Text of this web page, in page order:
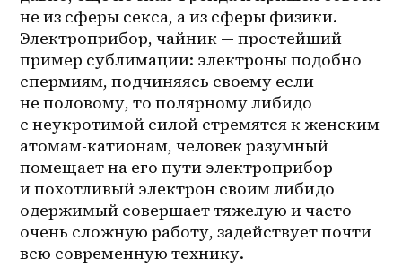
не из сферы секса, а из сферы физики.
Электроприбор, чайник — простейший
пример сублимации: электроны подобно
спермиям, подчиняясь своему если
не половому, то полярному либидо
с неукротимой силой стремятся к женским
атомам-катионам, человек разумный
помещает на его пути электроприбор
и похотливый электрон своим либидо
одержимый совершает тяжелую и часто
очень сложную работу, задействует почти
всю современную технику.